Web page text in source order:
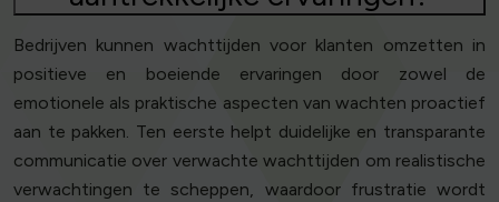
Bedrijven kunnen wachttijden voor klanten omzetten in
positieve en boeiende ervaringen door zowel de
emotionele als praktische aspecten van wachten proactief
aan te pakken. Ten eerste helpt duidelijke en transparante
communicatie over verwachte wachttijden om realistische
verwachtingen te scheppen, waardoor frustratie wordt